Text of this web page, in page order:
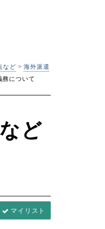
など >海外派遣
務について
ど
マイリスト